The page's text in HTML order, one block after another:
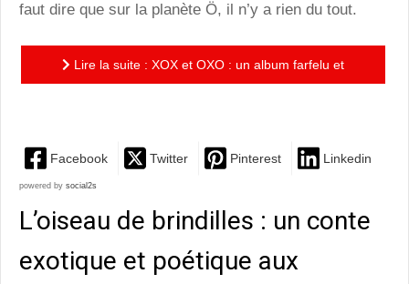
faut dire que sur la planète Ö, il n’y a rien du tout.
Lire la suite : XOX et OXO : un album farfelu et
Facebook Twitter Pinterest Linkedin
powered by social2s
L’oiseau de brindilles : un conte
exotique et poétique aux